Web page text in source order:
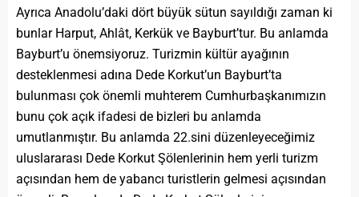
Ayrıca Anadolu’daki dört büyük sütun sayıldığı zaman ki
bunlar Harput, Ahlât, Kerkük ve Bayburt’tur. Bu anlamda
Bayburt’u önemsiyoruz. Turizmin kültür ayağının
desteklenmesi adına Dede Korkut’un Bayburt’ta
bulunması çok önemli muhterem Cumhurbaşkanımızın
bunu çok açık ifadesi de bizleri bu anlamda
umutlanmıştır. Bu anlamda 22.sini düzenleyeceğimiz
uluslararası Dede Korkut Şölenlerinin hem yerli turizm
açısından hem de yabancı turistlerin gelmesi açısından